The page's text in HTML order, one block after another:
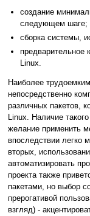
создание
следующем шаге;
сборка системы,
предварительное
Linux.
Наиболее
непосредственно
различных пакетов,
Linux. Наличие
желание применить
впоследствии легко
вторых,
автоматизировать
проекта также
пакетами, но выбор
прерогативой
взгляд) -